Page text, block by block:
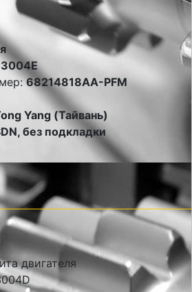
68214818AA-PFM
Yang (Тайвань)
без подкладки